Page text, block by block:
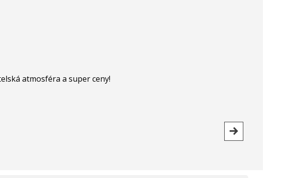
atmosféra a super ceny!